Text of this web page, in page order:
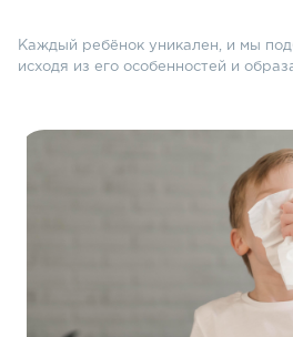
Каждый ребёнок уникален, и мы
исходя из его особенностей и